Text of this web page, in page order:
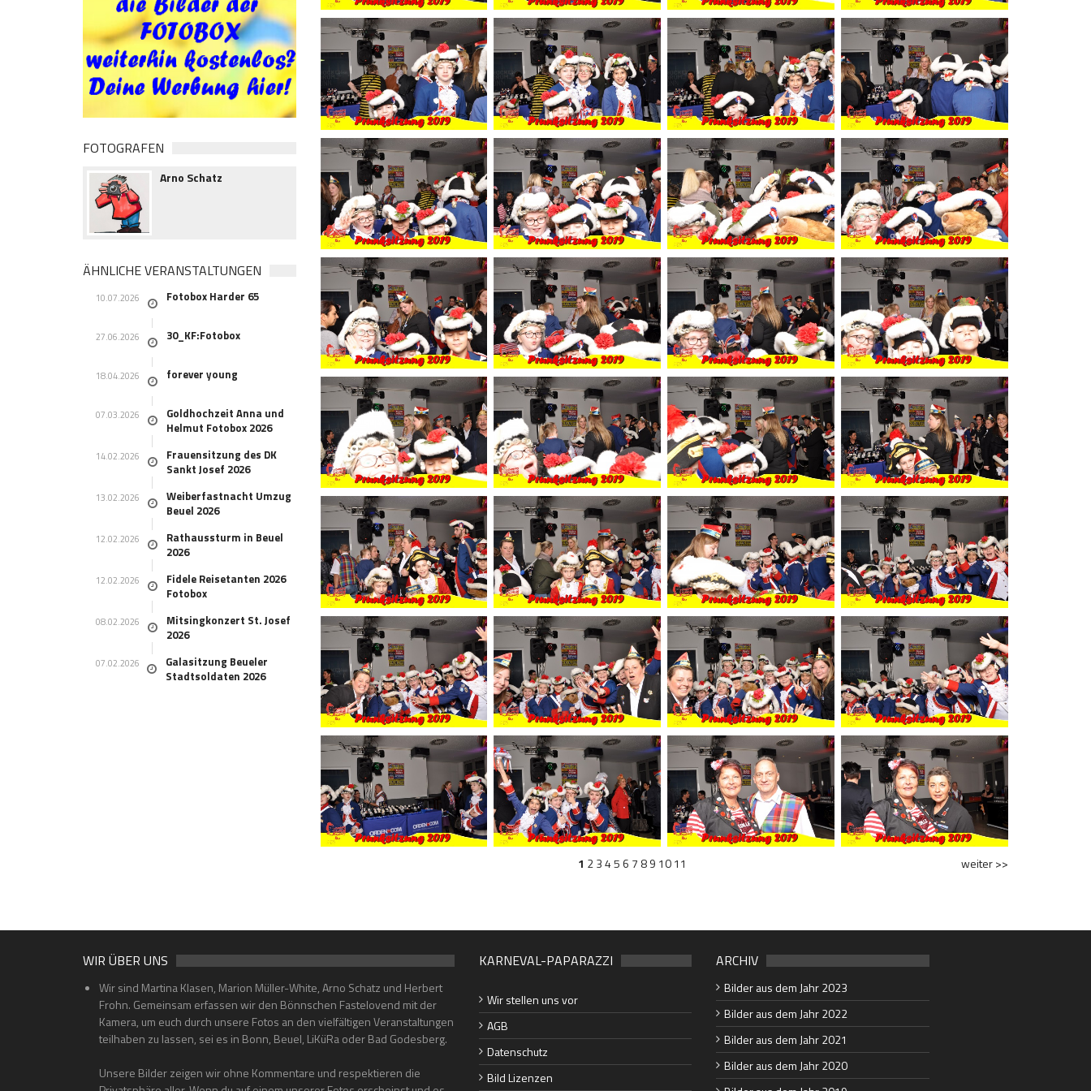
FOTOGRAFEN
Arno Schatz
ÄHNLICHE VERANSTALTUNGEN
10.07.2026 Fotobox Harder 65
27.06.2026 30_KF:Fotobox
18.04.2026 forever young
07.03.2026
Goldhochzeit Anna und
Helmut Fotobox 2026
14.02.2026
Frauensitzung des DK
Sankt Josef 2026
13.02.2026
Weiberfastnacht Umzug
Beuel 2026
12.02.2026
Rathaussturm in Beuel
2026
12.02.2026
Fidele Reisetanten 2026
Fotobox
08.02.2026
Mitsingkonzert St. Josef
2026
07.02.2026
Galasitzung Beueler
Stadtsoldaten 2026
1 23 45 6 7 89 1011 weiter >>
WIR ÜBER UNS
Wir sind Martina Klasen, Marion Müller-White, Arno Schatz und Herbert
Frohn. Gemeinsam erfassen wir den Bönnschen Fastelovend mit der
Kamera, um euch durch unsere Fotos an den vielfältigen Veranstaltungen
teilhaben zu lassen, sei es in Bonn, Beuel, LiKüRa oder Bad Godesberg.
Unsere Bilder zeigen wir ohne Kommentare und respektieren die
KARNEVAL-PAPARAZZI
Wir stellen uns vor
AGB
Datenschutz
Bild Lizenzen
ARCHIV
Bilder aus dem Jahr 2023
Bilder aus dem Jahr 2022
Bilder aus dem Jahr 2021
Bilder aus dem Jahr 2020